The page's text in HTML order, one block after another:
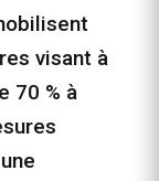
visant à
70 % à